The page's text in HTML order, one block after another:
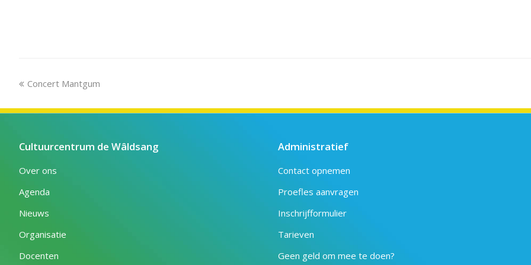
previous
Concert Mantgum
Cultuurcentrum de Wâldsang
Over ons
Agenda
Nieuws
Organisatie
Docenten
Administratief
Contact opnemen
Proefles aanvragen
Inschrijfformulier
Tarieven
Geen geld om mee te doen?